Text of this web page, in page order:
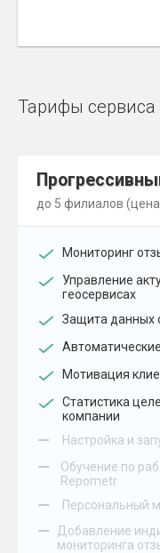
Тарифы сервиса
до 5 филиалов
Мониторинг
Управление
геосервисах
Защита данных
Мотивация
Статистика
компании
– Настройка и
–
Обучение по
Repometr
– Персональный
–
Добавление
мониторинга